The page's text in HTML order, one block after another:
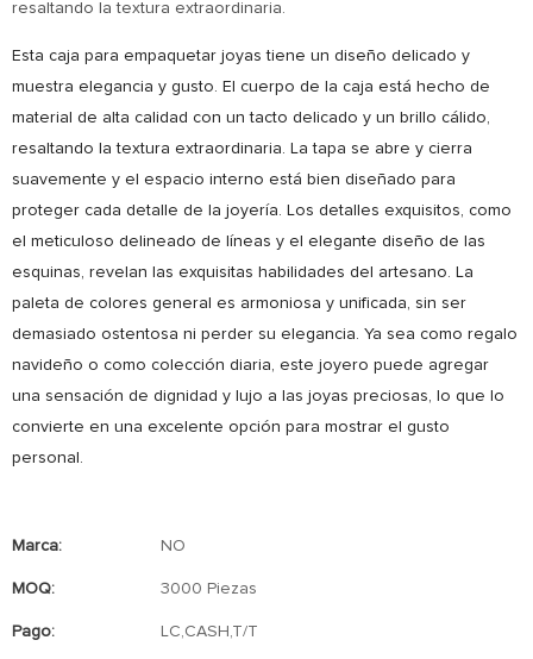
resaltando la textura extraordinaria.
Esta caja para empaquetar joyas tiene un diseño delicado y
muestra elegancia y gusto. El cuerpo de la caja está hecho de
material de alta calidad con un tacto delicado y un brillo cálido,
resaltando la textura extraordinaria. La tapa se abre y cierra
suavemente y el espacio interno está bien diseñado para
proteger cada detalle de la joyería. Los detalles exquisitos, como
el meticuloso delineado de líneas y el elegante diseño de las
esquinas, revelan las exquisitas habilidades del artesano. La
paleta de colores general es armoniosa y unificada, sin ser
demasiado ostentosa ni perder su elegancia. Ya sea como regalo
navideño o como colección diaria, este joyero puede agregar
una sensación de dignidad y lujo a las joyas preciosas, lo que lo
convierte en una excelente opción para mostrar el gusto
personal.
Marca: NO
MOQ: 3000 Piezas
Pago: LC,CASH,T/T